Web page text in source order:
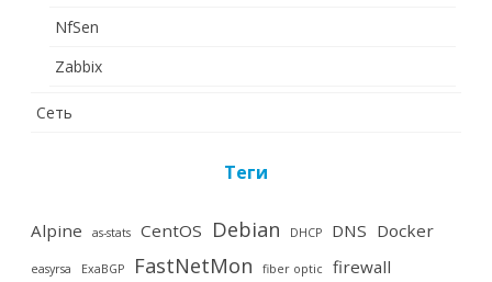
NfSen
Zabbix
Сеть
Теги
Alpine as-stats CentOS Debian DHCP DNS Docker
easyrsa ExaBGP FastNetMon fiber optic firewall